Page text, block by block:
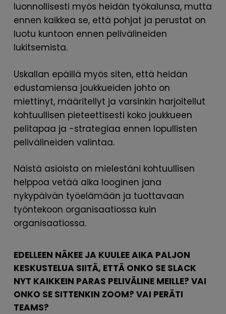
luonnollisesti myös heidän työkalunsa, mutta
ennen kaikkea se, että pohjat ja perustat on
luotu kuntoon ennen pelivälineiden
lukitsemista.
Uskallan epäillä myös siten, että heidän
edustamiensa joukkueiden johto on
miettinyt, määritellyt ja varsinkin harjoitellut
kohtuullisen pieteettisesti koko joukkueen
pelitapaa ja -strategiaa ennen lopullisten
pelivälineiden valintaa.
Näistä asioista on mielestäni kohtuullisen
helppoa vetää aika looginen jana
nykypäivän työelämään ja tuottavaan
työntekoon organisaatiossa kuin
organisaatiossa.
EDELLEEN NÄKEE JA KUULEE AIKA PALJON
KESKUSTELUA SIITÄ, ETTÄ ONKO SE SLACK
NYT KAIKKEIN PARAS PELIVÄLINE MEILLE? VAI
ONKO SE SITTENKIN ZOOM? VAI PERÄTI
TEAMS?